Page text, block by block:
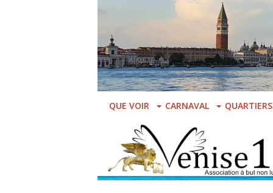
main
content
QUE VOIR CARNAVAL QUARTIERS